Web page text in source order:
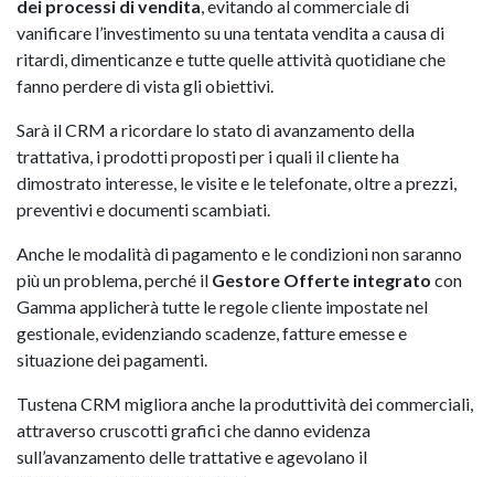
dei processi di vendita, evitando al commerciale di
vanificare l’investimento su una tentata vendita a causa di
ritardi, dimenticanze e tutte quelle attività quotidiane che
fanno perdere di vista gli obiettivi.
Sarà il CRM a ricordare lo stato di avanzamento della
trattativa, i prodotti proposti per i quali il cliente ha
dimostrato interesse, le visite e le telefonate, oltre a prezzi,
preventivi e documenti scambiati.
Anche le modalità di pagamento e le condizioni non saranno
più un problema, perché il Gestore Offerte integrato con
Gamma applicherà tutte le regole cliente impostate nel
gestionale, evidenziando scadenze, fatture emesse e
situazione dei pagamenti.
Tustena CRM migliora anche la produttività dei commerciali,
attraverso cruscotti grafici che danno evidenza
sull’avanzamento delle trattative e agevolano il